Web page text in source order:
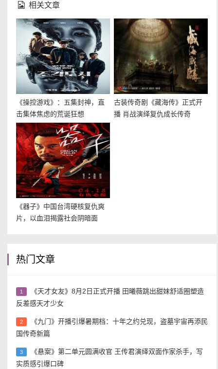
相关文章
《操控游戏》：五集封神，直
击集体焦虑的荒诞狂想
古装传奇剧《藏海传》正式开
播 肖战演绎复仇成长传奇
《器子》中国台湾硬核复仇爽
片，以血泪揭露社会阴暗面
热门文章
1
《天才女友》8月2日正式开播 田曦薇跳出甜妹舒适圈塑造
反差感天才少女
2
《九门》开播引爆暑期档：十年之约兑现，盗墓宇宙再添民
国传奇新篇
3
《悬案》第二单元圆满收官 王传君演绎双面作家杀手，写
实质感引爆口碑